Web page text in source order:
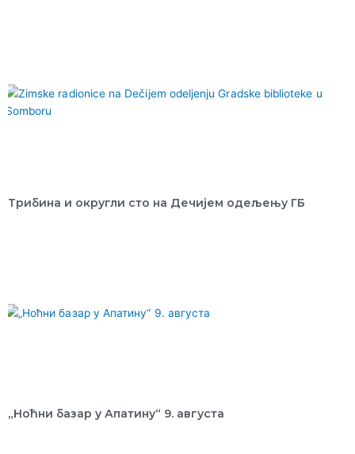
Трибина и округли сто на Дечијем одељењу ГБ
„Ноћни базар у Апатину“ 9. августа